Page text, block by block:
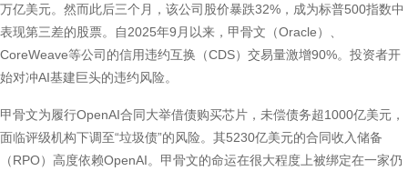
万亿美元。然而此后三个月，该公司股价暴跌32%，成为标普500指数中
表现第三差的股票。自2025年9月以来，甲骨文（Oracle）、
CoreWeave等公司的信用违约互换（CDS）交易量激增90%。投资者开
始对冲AI基建巨头的违约风险。
甲骨文为履行OpenAI合同大举借债购买芯片，未偿债务超1000亿美元，
面临评级机构下调至“垃圾债”的风险。其5230亿美元的合同收入储备
（RPO）高度依赖OpenAI。甲骨文的命运在很大程度上被绑定在一家仍